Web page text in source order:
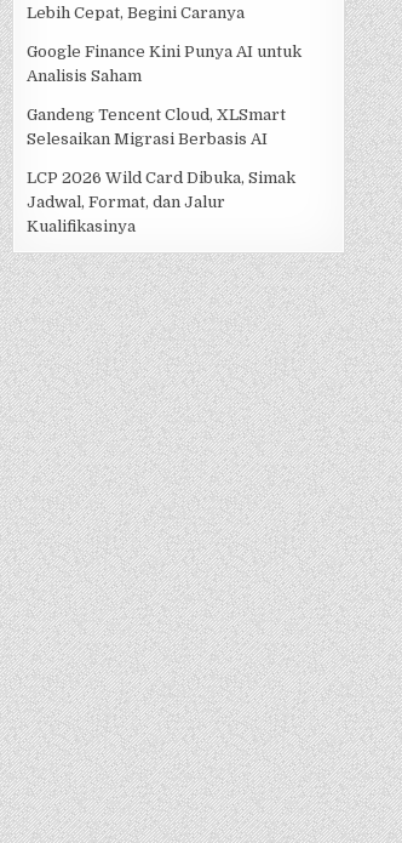
Lebih Cepat, Begini Caranya
Google Finance Kini Punya AI untuk
Analisis Saham
Gandeng Tencent Cloud, XLSmart
Selesaikan Migrasi Berbasis AI
LCP 2026 Wild Card Dibuka, Simak
Jadwal, Format, dan Jalur
Kualifikasinya